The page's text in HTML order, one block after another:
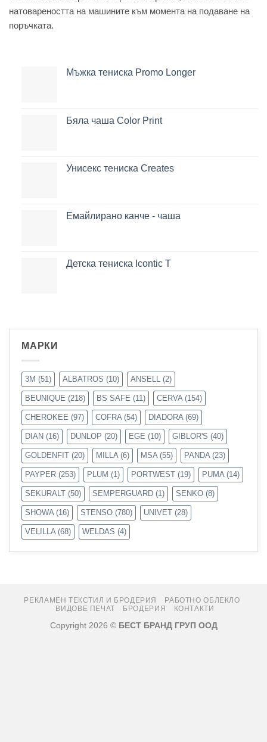
натовареността на машините към момента на подаване на
поръчката.
Мъжка тениска Promo Longer
Бяла чаша Color Print
Унисекс тениска Creates
Емайлирано канче - чаша
Детска тениска Icontic T
МАРКИ
3M (51) ALBATROS (10) ANSELL (2)
BEUNIQUE (218) BS SAFE (11) CERVA (154)
CHEROKEE (97) COFRA (54) DIADORA (69)
DIAN (16) DUNLOP (20) EGE (10) GIBLOR'S (40)
GOLDENFIT (20) MILLA (6) MSA (55) PANDA (23)
PAYPER (253) PLUM (1) PORTWEST (19) PUMA (14)
SEKURALT (50) SEMPERGUARD (1) SENKO (8)
SHOWA (16) STENSO (780) UNIVET (28)
VELILLA (68) WELDAS (4)
РЕКЛАМЕН ТЕКСТИЛ И БРОДЕРИЯ
РАБОТНО ОБЛЕКЛО
ВИДОВЕ ПЕЧАТ
БРОДЕРИЯ КОНТАКТИ
Copyright 2026 © БЕСТ БРАНД ГРУП ООД